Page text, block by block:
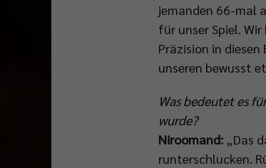
jemanden 66-mal
für unser Spiel.
Präzision in
unseren bewusst
Was bedeutet es
wurde?
Niroomand: „Das
runterschlucken.